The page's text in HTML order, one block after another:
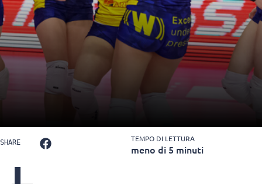
SHARE TEMPO DI LETTURA
meno di 5 minuti